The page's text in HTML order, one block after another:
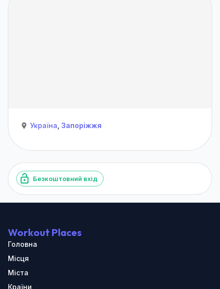
Україна Запоріжжя
Безкоштовний вхід
Workout Places
Головна
Місця
Міста
Країни